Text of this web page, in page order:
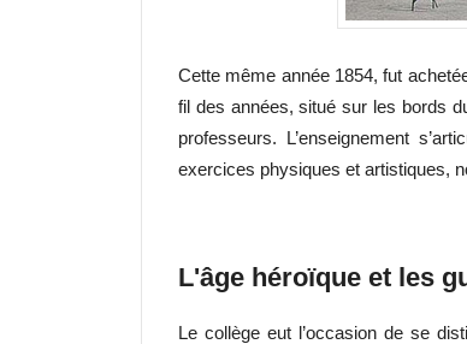
Cette même année 1854, fut
fil des années, situé sur les bords
professeurs. L’enseignement
exercices physiques et artistiques,
L'âge héroïque et les
Le collège eut l’occasion de se